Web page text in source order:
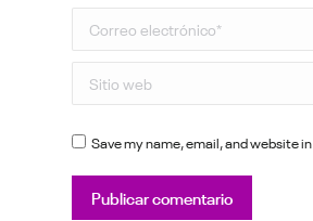
Correo electrónico *
Sitio web
Save my name, email, and website
Publicar comentario